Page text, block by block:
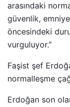
arasındaki
güvenlik,
öncesindeki
vurguluyor.”
Faşist şef
normalleşme
Erdoğan son